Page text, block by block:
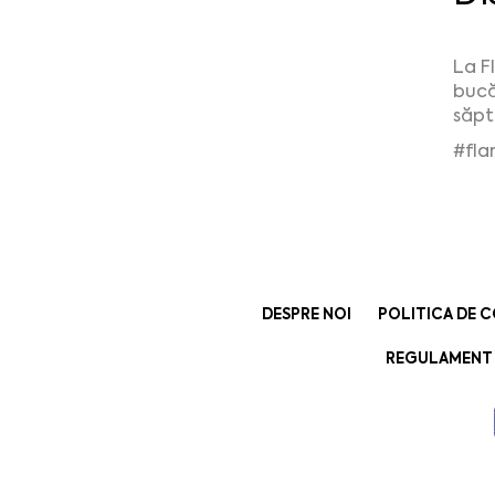
La
DESPRE NOI POLITICA DE